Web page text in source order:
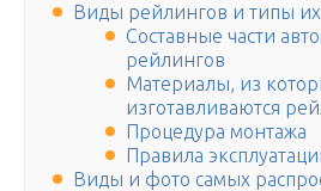
Виды рейлингов и типы
Составные части
рейлингов
Материалы, из
изготавливаются
Процедура монтажа
Правила
Виды и фото самых